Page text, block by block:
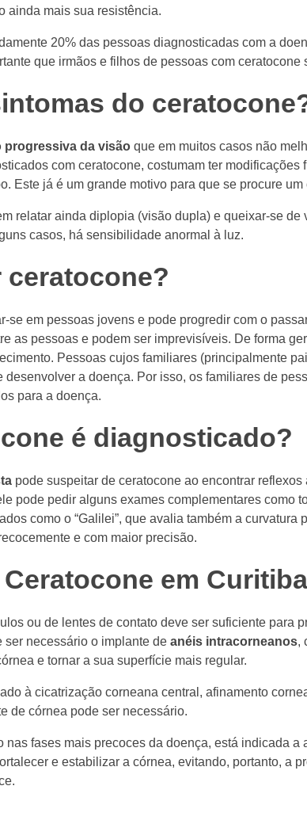
ainda mais sua resistência.
20% das pessoas diagnosticadas com a
que irmãos e filhos de pessoas com
do
progressiva da visão que em muitos casos não
com ceratocone, costumam ter
Este já é um grande motivo para que se procure
relatar ainda diplopia (visão dupla) e queixar-se de
casos, há sensibilidade anormal à luz.
ceratocone?
se em pessoas jovens e pode progredir com o
as pessoas e podem ser imprevisíveis. De forma
Pessoas cujos familiares (principalmente
desenvolver a doença. Por isso, os familiares de
para a doença.
é diagnosticado?
pode suspeitar de ceratocone ao encontrar
pode pedir alguns exames complementares como
como o “Galilei”, que avalia também a curvatura
e com maior precisão.
em Curitiba
ou de lentes de contato deve ser suficiente para
ser necessário o implante de anéis intracorneanos,
e tornar a sua superfície mais regular.
à cicatrização corneana central, afinamento
de córnea pode ser necessário.
nas fases mais precoces da doença, está indicada a
e estabilizar a córnea, evitando, portanto, a